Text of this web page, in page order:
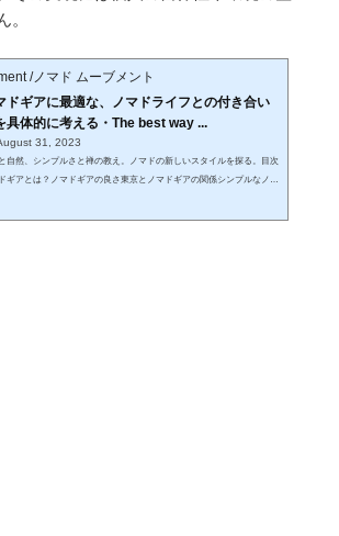
。
/ノマド ムーブメント
ドギアに最適な、ノマドライフとの付き合い
具体的に考える・The best way ...
31, 2023
自然、シンプルさと禅の教え。ノマドの新しいスタイルを探る。目次
ギアとは？ノマドギアの良さ東京とノマドギアの関係シンプルなノマ